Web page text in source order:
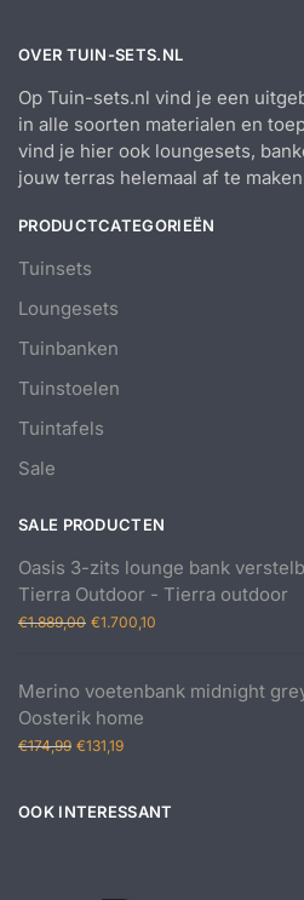
OVER TUIN-SETS.NL
Op Tuin-sets.nl vind je een
in alle soorten materialen en
vind je hier ook loungesets,
jouw terras helemaal af te
PRODUCTCATEGORIEËN
Tuinsets
Loungesets
Tuinbanken
Tuinstoelen
Tuintafels
Sale
SALE PRODUCTEN
Oasis 3-zits lounge bank
Tierra Outdoor - Tierra outdoor
€1.889,00 Oorspronkelijke
€1.889,00.
€1.700,10
€1.700,10.
Merino voetenbank midnight
Oosterik home
€174,99 Oorspronkelijke
€174,99.
€131,19Huidige
€131,19.
OOK INTERESSANT